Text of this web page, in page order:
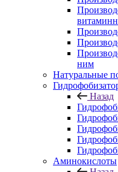
ним
Натуральные
Назад
Аминокислоты